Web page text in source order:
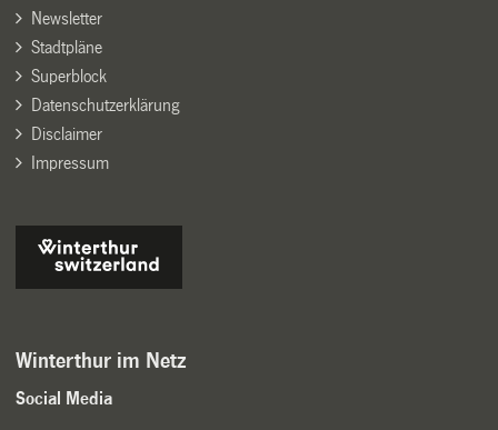
Newsletter
Stadtpläne
Superblock
Datenschutzerklärung
Disclaimer
Impressum
Winterthur im Netz
Social Media